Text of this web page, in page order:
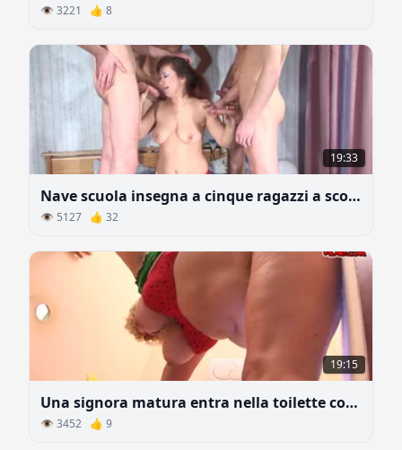
👁 3221 👍 8
19:33
Nave scuola insegna a cinque ragazzi a scopare
👁 5127 👍 32
19:15
Una signora matura entra nella toilette con una sorpresa
👁 3452 👍 9